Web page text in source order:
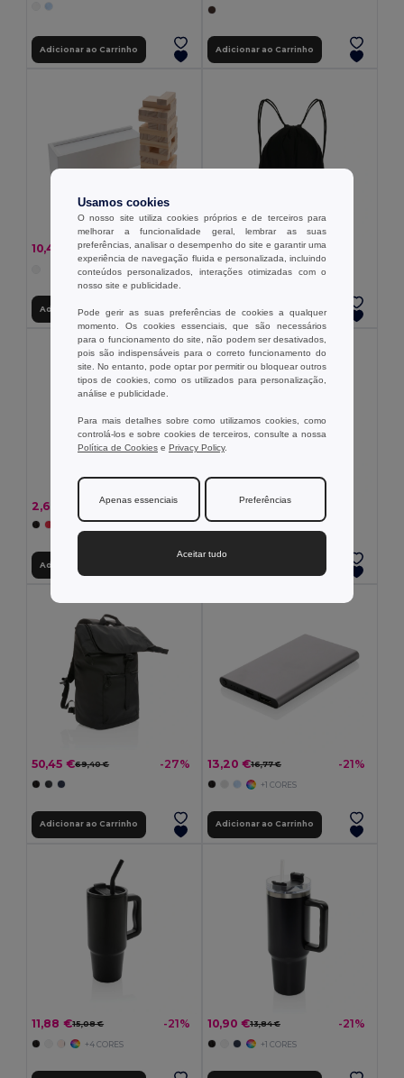
Adicionar ao Carrinho Adicionar ao Carrinho
10,46 € 11,51 € -9%
Adicionar ao Carrinho
3,13 €
Adicionar ao Carrinho
2,66 €
Adicionar ao Carrinho
6,18 €
50,45 €69,40 € -27%
Adicionar ao Carrinho
13,20 €16,77 € -21%
+1 CORES
Adicionar ao Carrinho
11,88 €15,08 € -21%
+4 CORES
10,90 €13,84 € -21%
+1 CORES
Usamos cookies
O nosso site utiliza cookies próprios e de terceiros para
melhorar a funcionalidade geral, lembrar as suas
preferências, analisar o desempenho do site e garantir uma
experiência de navegação fluida e personalizada, incluindo
conteúdos personalizados, interações otimizadas com o
nosso site e publicidade.
Pode gerir as suas preferências de cookies a qualquer
momento. Os cookies essenciais, que são necessários
para o funcionamento do site, não podem ser desativados,
pois são indispensáveis para o correto funcionamento do
site. No entanto, pode optar por permitir ou bloquear outros
tipos de cookies, como os utilizados para personalização,
análise e publicidade.
Para mais detalhes sobre como utilizamos cookies, como
controlá-los e sobre cookies de terceiros, consulte a nossa
Política de Cookies e Privacy Policy.
Apenas essenciais Preferências
Aceitar tudo